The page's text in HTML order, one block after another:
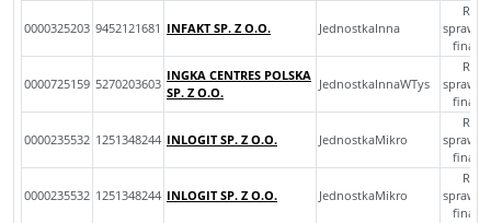
0000325203 9452121681 INFAKT SP. Z O.O. JednostkaInna
0000725159 5270203603
INGKA CENTRES POLSKA
SP. Z O.O.
JednostkaInnaWTys
0000235532 1251348244 INLOGIT SP. Z O.O. JednostkaMikro
0000235532 1251348244 INLOGIT SP. Z O.O. JednostkaMikro